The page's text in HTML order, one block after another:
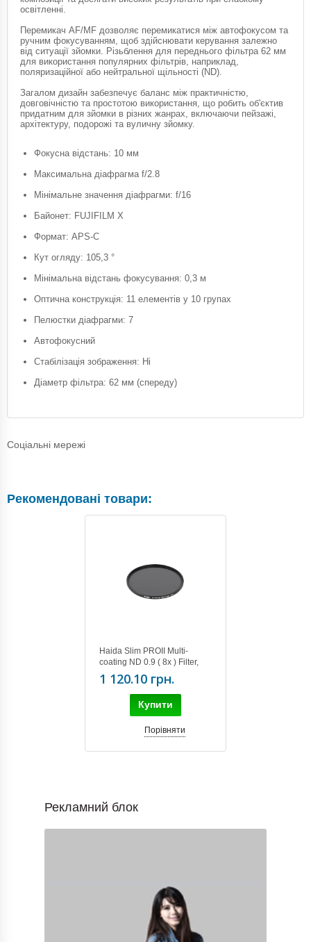
освітленні.
Перемикач AF/MF дозволяє перемикатися між автофокусом та
ручним фокусуванням, щоб здійснювати керування залежно
від ситуації зйомки. Різьблення для переднього фільтра 62 мм
для використання популярних фільтрів, наприклад,
поляризаційної або нейтральної щільності (ND).
Загалом дизайн забезпечує баланс між практичністю,
довговічністю та простотою використання, що робить об'єктив
придатним для зйомки в різних жанрах, включаючи пейзажі,
архітектуру, подорожі та вуличну зйомку.
Фокусна відстань: 10 мм
Максимальна діафрагма f/2.8
Мінімальне значення діафрагми: f/16
Байонет: FUJIFILM X
Формат: APS-C
Кут огляду: 105,3 °
Мінімальна відстань фокусування: 0,3 м
Оптична конструкція: 11 елементів у 10 групах
Пелюстки діафрагми: 7
Автофокусний
Стабілізація зображення: Ні
Діаметр фільтра: 62 мм (спереду)
Соціальні мережі
Рекомендовані товари:
Haida Slim PROII Multi-
coating ND 0.9 ( 8x ) Filter,
62mm
1 120.10 грн.
Купити
Порівняти
Рекламний блок